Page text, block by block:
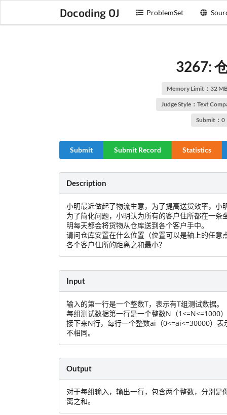
Docoding OJ ProblemSet
3267:
Memory Limit：32
Judge Style：Text
Submit：0
Submit Submit Record Statistics
Description
小明最近做起了物流生意，为了提高送货效率，小
为了简化问题，小明认为所有的客户住所都在一
明每天都会将货物从仓库送到各个客户手中。
请问仓库安置在什么位置（位置可以是轴上的任
各个客户住所的距离之和最小？
Input
输入的第一行是一个整数T，表示有T组测试数据。
每组测试数据第一行是一个整数N（1<=N<=1000
接下来N行，每行一个整数ai（0<=ai<=30000）
不相同。
Output
对于每组输入，输出一行，包含两个整数，分别
离之和。